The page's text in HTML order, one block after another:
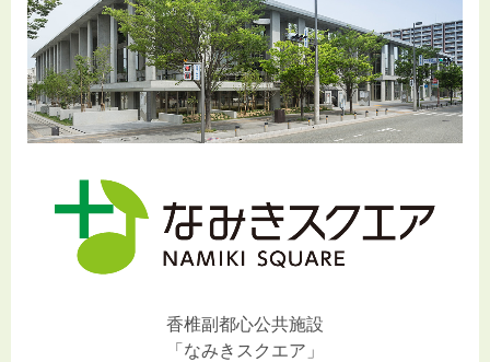
香椎副都心公共施設
「なみきスクエア」